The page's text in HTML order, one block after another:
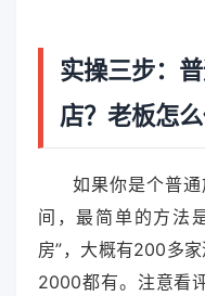
实操三步：
店？老板怎
如果你是个普
间，最简单的方法
房”，大概有200多
2000都有。注意看